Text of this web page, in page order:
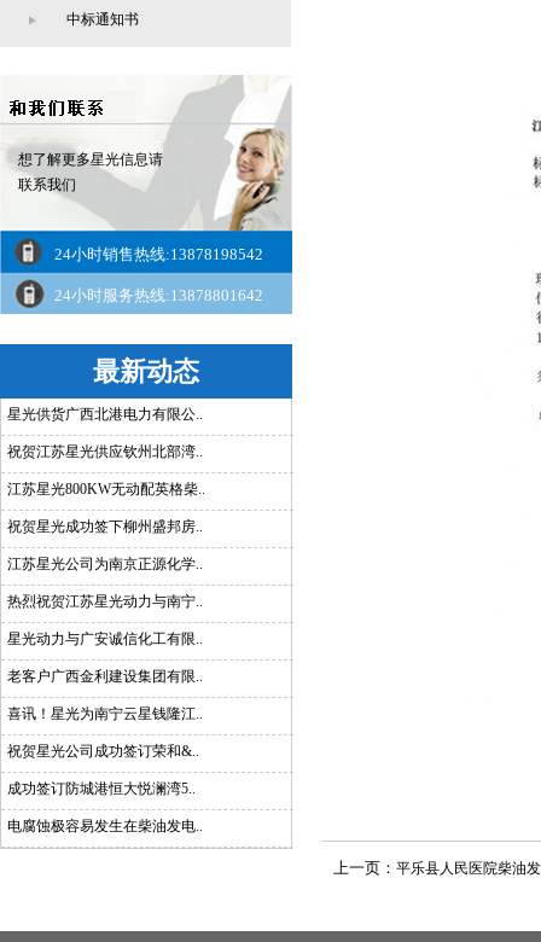
中标通知书
想了解更多星光信息请
联系我们
24小时销售热线:13878198542
24小时服务热线:13878801642
最新动态
星光供货广西北港电力有限公..
祝贺江苏星光供应钦州北部湾..
江苏星光800KW无动配英格柴..
祝贺星光成功签下柳州盛邦房..
江苏星光公司为南京正源化学..
热烈祝贺江苏星光动力与南宁..
星光动力与广安诚信化工有限..
老客户广西金利建设集团有限..
喜讯！星光为南宁云星钱隆江..
祝贺星光公司成功签订荣和&..
成功签订防城港恒大悦澜湾5..
电腐蚀极容易发生在柴油发电..
上一页： 平乐县人民医院柴油